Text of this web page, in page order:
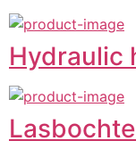
Hydraulic